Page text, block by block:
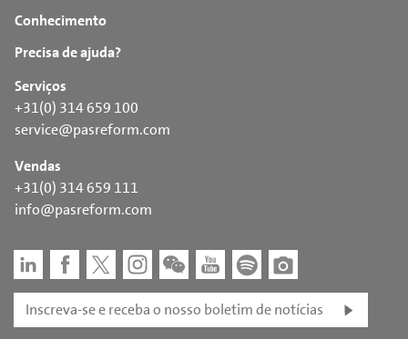
Conhecimento
Precisa de ajuda?
Serviços
+31(0) 314 659 100
service@pasreform.com
Vendas
+31(0) 314 659 111
info@pasreform.com
Inscreva-se e receba o nosso boletim de notícias